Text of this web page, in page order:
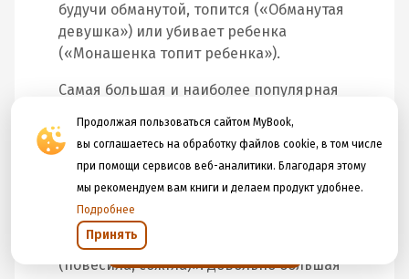
Продолжая пользоваться сайтом MyBook,
вы соглашаетесь на обработку файлов cookie, в том числе
при помощи сервисов веб-аналитики. Благодаря этому
мы рекомендуем вам книги и делаем продукт удобнее.
Подробнее
Принять
будучи обманутой, топится («Обманутая
девушка») или убивает ребенка
(«Монашенка топит ребенка»).
Самая большая и наиболее популярная
конфликтах между мужем и женой.
Обычно жена гибнет от руки мужа
(«Князь Роман жену терял», «Муж жену
губил», «Федор и Марфа»,
«Оклеветанная жена»). Жена губит мужа
в балладах: «Жена мужа зарезала
(повесила, сожгла)». Довольно большая
Открыть в приложении